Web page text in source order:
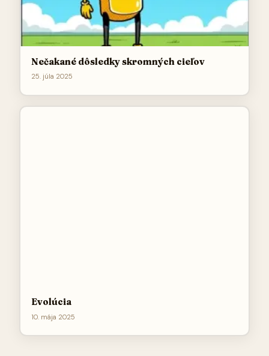
Nečakané dôsledky skromných cieľov
25. júla 2025
Evolúcia
10. mája 2025